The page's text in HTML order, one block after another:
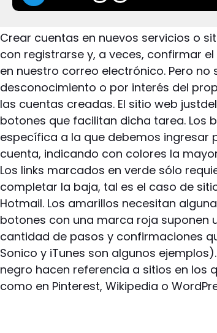
Crear cuentas en nuevos servicios o
con registrarse y, a veces, confirmar
en nuestro correo electrónico. Pero
desconocimiento o por interés del
las cuentas creadas. El sitio web
botones que facilitan dicha tarea. Los
específica a la que debemos ingresar
cuenta, indicando con colores la
Los links marcados en verde sólo
completar la baja, tal es el caso de
Hotmail. Los amarillos necesitan
botones con una marca roja suponen
cantidad de pasos y confirmaciones
Sonico y iTunes son algunos
negro hacen referencia a sitios en los
como en Pinterest, Wikipedia o